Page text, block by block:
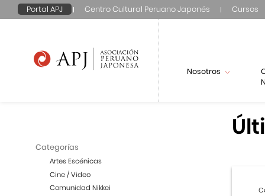
Portal APJ Centro Cultural Peruano Japonés Cursos
Nosotros
Categorías
Artes Escénicas
Cine / Video
Comunidad Nikkei